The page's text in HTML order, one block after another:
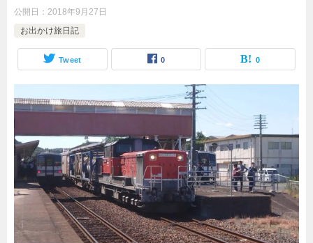
公開日： 2018年9月27日
お出かけ旅日記
Tweet 0 0